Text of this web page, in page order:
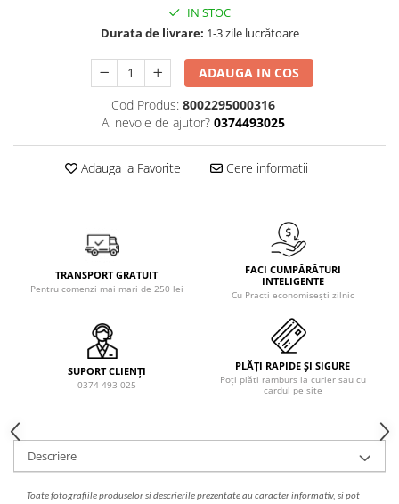
Solutie de indepartat rugina si
Produse pentru curatarea tenului
Sapun lichid, sapun
Tratament pentru par, conditioner
pentru par, masca de par
IN STOC
Durata de livrare: 1-3 zile lucrătoare
ADAUGA IN COS
Cod Produs: 8002295000316
Ai nevoie de ajutor? 0374493025
Adauga la Favorite Cere informatii
TRANSPORT GRATUIT
Pentru comenzi mai mari de 250 lei
FACI CUMPĂRĂTURI
INTELIGENTE
Cu Practi economisești zilnic
SUPORT CLIENȚI
0374 493 025
PLĂȚI RAPIDE ȘI SIGURE
Poți plăti ramburs la curier sau cu
cardul pe site
Descriere
Toate fotografiile produselorsidescrierileprezentate au caracter informativ, si pot